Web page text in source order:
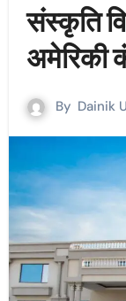
संस्कृति
अमेरिकी
By Dainik